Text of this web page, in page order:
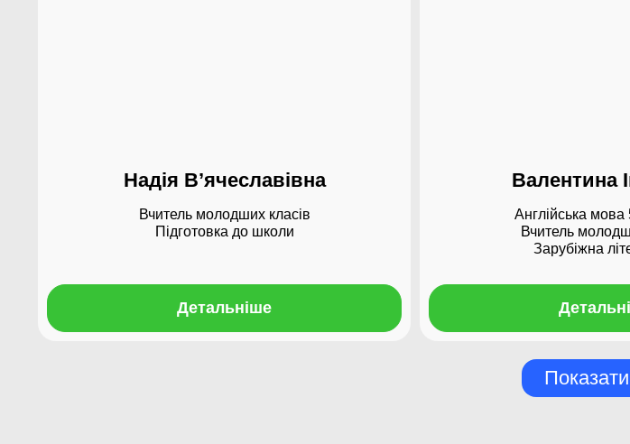
Надія В’ячеславівна
Вчитель молодших класів
Підготовка до школи
Детальніше
Валентина
Англійська мова
Вчитель
Зарубіжна
Показати